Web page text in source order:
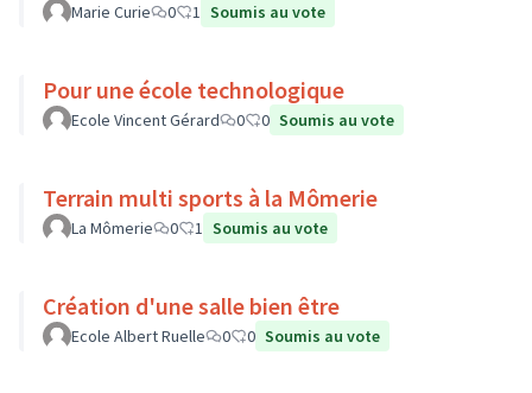
Marie Curie 0 1 Soumis au vote
Pour une école technologique
Ecole Vincent Gérard 0 0 Soumis au vote
Terrain multi sports à la Mômerie
La Mômerie 0 1 Soumis au vote
Création d'une salle bien être
Ecole Albert Ruelle 0 0 Soumis au vote